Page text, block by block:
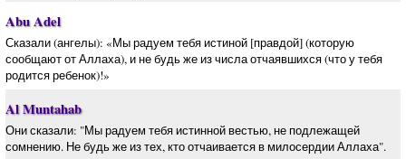
Abu Adel
Сказали (ангелы): «Мы радуем тебя истиной [правдой] (которую
сообщают от Аллаха), и не будь же из числа отчаявшихся (что у тебя
родится ребенок)!»
Al Muntahab
Они сказали: "Мы радуем тебя истинной вестью, не подлежащей
сомнению. Не будь же из тех, кто отчаивается в милосердии Аллаха".